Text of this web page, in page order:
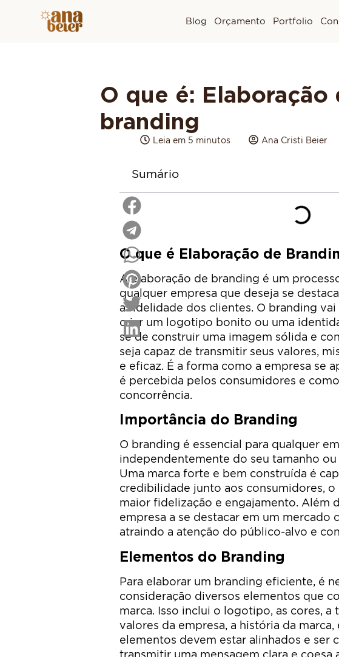
Blog Orçamento Portfolio
O que é: Elaboração
branding
Leia em 5 minutos Ana Cristi Beier
Sumário
O que é Elaboração de
A elaboração de branding é um
qualquer empresa que deseja se
a fidelidade dos clientes. O branding
criar um logotipo bonito ou uma
se de construir uma imagem sólida e
seja capaz de transmitir seus valores,
e eficaz. É a forma como a empresa se
é percebida pelos consumidores e
concorrência.
Importância do Branding
O branding é essencial para qualquer
independentemente do seu tamanho
Uma marca forte e bem construída é
credibilidade junto aos consumidores,
maior fidelização e engajamento. Além
empresa a se destacar em um mercado
atraindo a atenção do público-alvo e
Elementos do Branding
Para elaborar um branding eficiente, é
consideração diversos elementos que
marca. Isso inclui o logotipo, as cores,
valores da empresa, a história da
elementos devem estar alinhados e ser
transmitir uma mensagem clara e coesa